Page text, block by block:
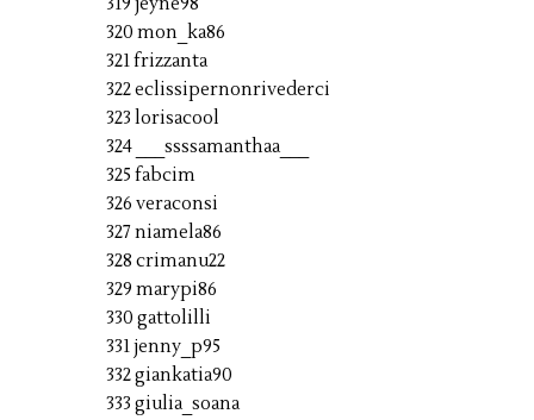
319 jeyne98
320 mon_ka86
321 frizzanta
322 eclissipernonrivederci
323 lorisacool
324 ___ssssamanthaa___
325 fabcim
326 veraconsi
327 niamela86
328 crimanu22
329 marypi86
330 gattolilli
331 jenny_p95
332 giankatia90
333 giulia_soana